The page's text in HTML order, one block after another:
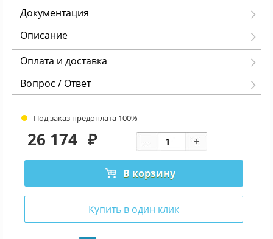
Документация
Описание
Оплата и доставка
Вопрос / Ответ
Под заказ предоплата 100%
26 174 ₽
В корзину
Купить в один клик